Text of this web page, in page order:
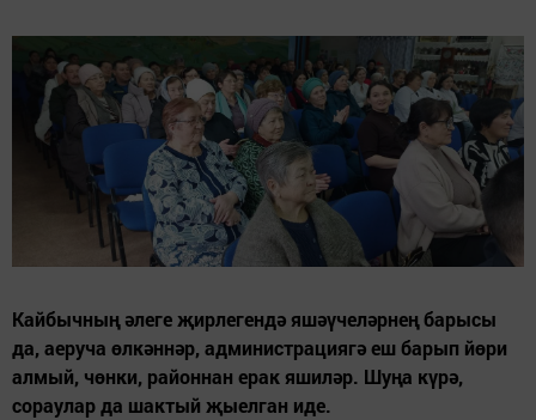
Кайбычның әлеге җирлегендә яшәүчеләрнең барысы
да, аеруча өлкәннәр, администрациягә еш барып йөри
алмый, чөнки, районнан ерак яшиләр. Шуңа күрә,
сораулар да шактый җыелган иде.